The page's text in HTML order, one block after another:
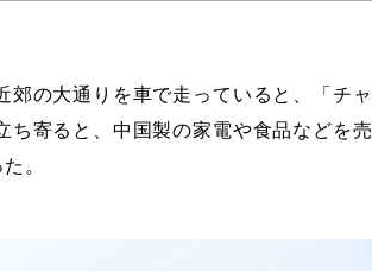
郊の大通りを車で走っていると、「チャ
ち寄ると、中国製の家電や食品などを売
。